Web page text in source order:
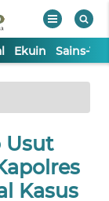
Ekuin Sains-
Usut
Kasus